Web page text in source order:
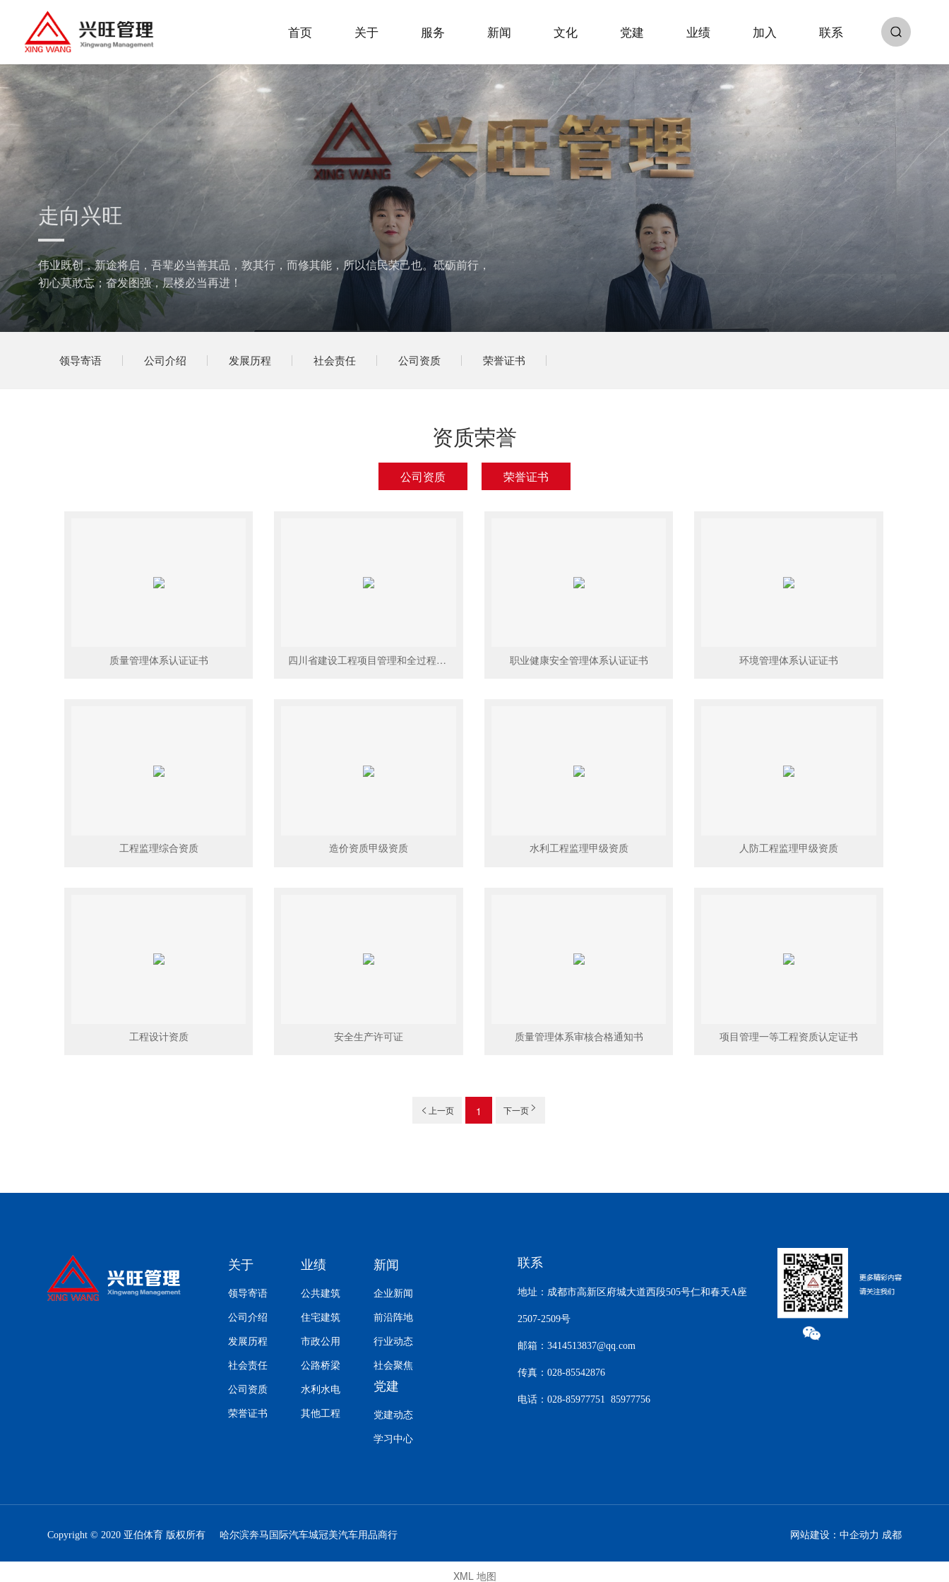
首页 关于 服务 新闻 文化 党建 业绩 加入 联系
走向兴旺
伟业既创，新途将启，吾辈必当善其品，敦其行，而修其能，所以信民荣己也。砥砺前行，
初心莫敢忘；奋发图强，层楼必当再进！
领导寄语 公司介绍 发展历程 社会责任 公司资质 荣誉证书
资质荣誉
公司资质 荣誉证书
质量管理体系认证证书 四川省建设工程项目管理和全过程工程咨询甲级企业 职业健康安全管理体系认证证书 环境管理体系认证证书
工程监理综合资质 造价资质甲级资质 水利工程监理甲级资质 人防工程监理甲级资质
工程设计资质 安全生产许可证 质量管理体系审核合格通知书 项目管理一等工程资质认定证书
上一页 1 下一页
关于
领导寄语
公司介绍
发展历程
社会责任
公司资质
荣誉证书
业绩
公共建筑
住宅建筑
市政公用
公路桥梁
水利水电
其他工程
新闻
企业新闻
前沿阵地
行业动态
社会聚焦
党建
党建动态
学习中心
联系
地址：成都市高新区府城大道西段505号仁和春天A座
2507-2509号
邮箱：3414513837@qq.com
传真：028-85542876
电话：028-85977751 85977756
Copyright © 2020 亚伯体育 版权所有哈尔滨奔马国际汽车城冠美汽车用品商行 网站建设：中企动力 成都
XML 地图